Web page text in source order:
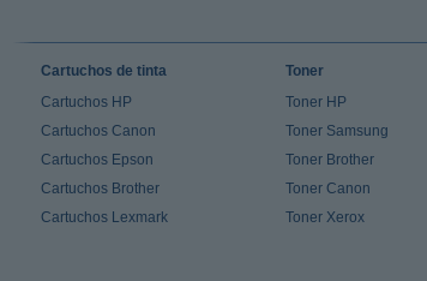
Cartuchos de tinta
Cartuchos HP
Cartuchos Canon
Cartuchos Epson
Cartuchos Brother
Cartuchos Lexmark
Toner
Toner HP
Toner Samsung
Toner Brother
Toner Canon
Toner Xerox